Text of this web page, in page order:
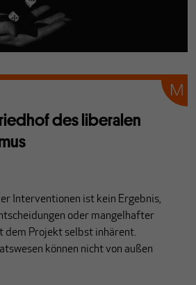
des liberalen
Interventionen ist kein Ergebnis,
oder mangelhafter
dem Projekt selbst inhärent.
können nicht von außen